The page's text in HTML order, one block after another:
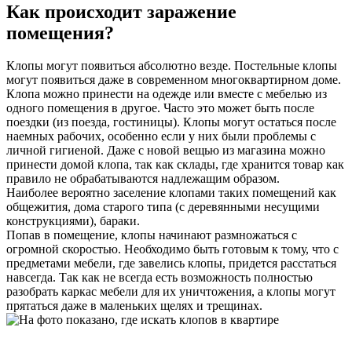
Как происходит заражение
помещения?
Клопы могут появиться абсолютно везде. Постельные клопы
могут появиться даже в современном многоквартирном доме.
Клопа можно принести на одежде или вместе с мебелью из
одного помещения в другое. Часто это может быть после
поездки (из поезда, гостиницы). Клопы могут остаться после
наемных рабочих, особенно если у них были проблемы с
личной гигиеной. Даже с новой вещью из магазина можно
принести домой клопа, так как склады, где хранится товар как
правило не обрабатываются надлежащим образом.
Наиболее вероятно заселение клопами таких помещений как
общежития, дома старого типа (с деревянными несущими
конструкциями), бараки.
Попав в помещение, клопы начинают размножаться с
огромной скоростью. Необходимо быть готовым к тому, что с
предметами мебели, где завелись клопы, придется расстаться
навсегда. Так как не всегда есть возможность полностью
разобрать каркас мебели для их уничтожения, а клопы могут
прятаться даже в маленьких щелях и трещинах.